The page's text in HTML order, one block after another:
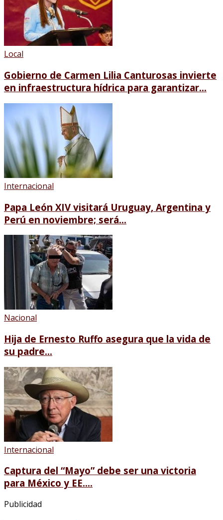
Local
Gobierno de Carmen Lilia Canturosas invierte
en infraestructura hídrica para garantizar...
Internacional
Papa León XIV visitará Uruguay, Argentina y
Perú en noviembre; será...
Nacional
Hija de Ernesto Ruffo asegura que la vida de
su padre...
Internacional
Captura del “Mayo” debe ser una victoria
para México y EE....
Publicidad